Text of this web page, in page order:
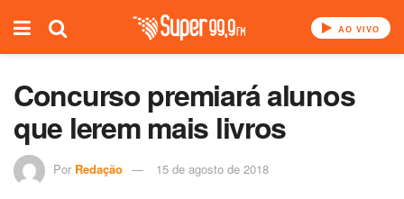
AO VIVO
Concurso premiará alunos
que lerem mais livros
Por Redação 15 de agosto de 2018